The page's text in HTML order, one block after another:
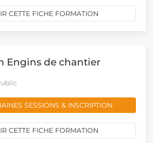
CETTE FICHE FORMATION
Engins de chantier
SESSIONS & INSCRIPTION
CETTE FICHE FORMATION